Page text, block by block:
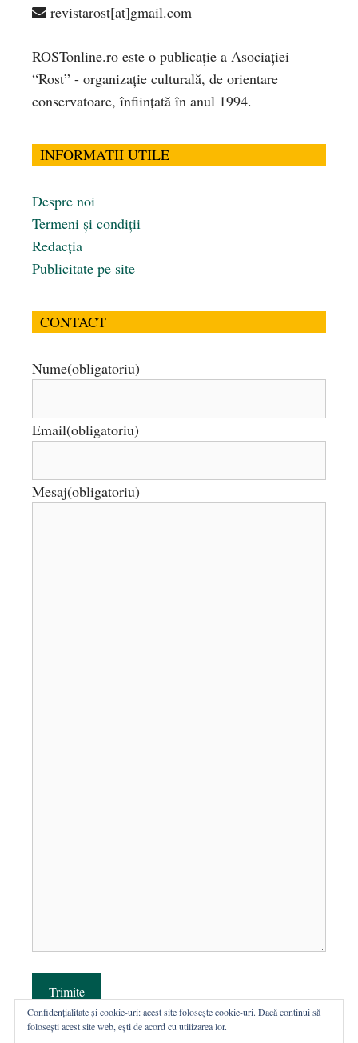
revistarost[at]gmail.com
ROSTonline.ro este o publicaţie a Asociaţiei
“Rost” - organizaţie culturală, de orientare
conservatoare, înfiinţată în anul 1994.
INFORMATII UTILE
Despre noi
Termeni și condiții
Redacția
Publicitate pe site
CONTACT
Nume(obligatoriu)
Email(obligatoriu)
Mesaj(obligatoriu)
Trimite
Confidențialitate și cookie-uri: acest site folosește cookie-uri. Dacă continui să
folosești acest site web, ești de acord cu utilizarea lor.